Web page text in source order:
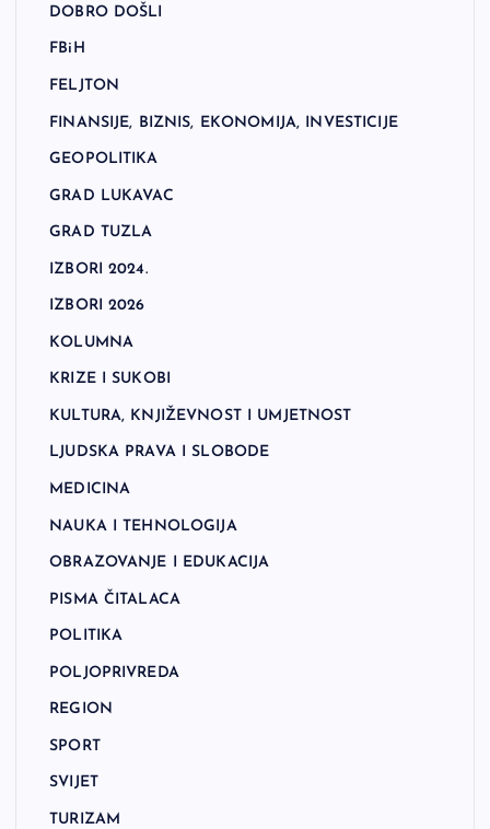
DOBRO DOŠLI
FBiH
FELJTON
FINANSIJE, BIZNIS, EKONOMIJA, INVESTICIJE
GEOPOLITIKA
GRAD LUKAVAC
GRAD TUZLA
IZBORI 2024.
IZBORI 2026
KOLUMNA
KRIZE I SUKOBI
KULTURA, KNJIŽEVNOST I UMJETNOST
LJUDSKA PRAVA I SLOBODE
MEDICINA
NAUKA I TEHNOLOGIJA
OBRAZOVANJE I EDUKACIJA
PISMA ČITALACA
POLITIKA
POLJOPRIVREDA
REGION
SPORT
SVIJET
TURIZAM